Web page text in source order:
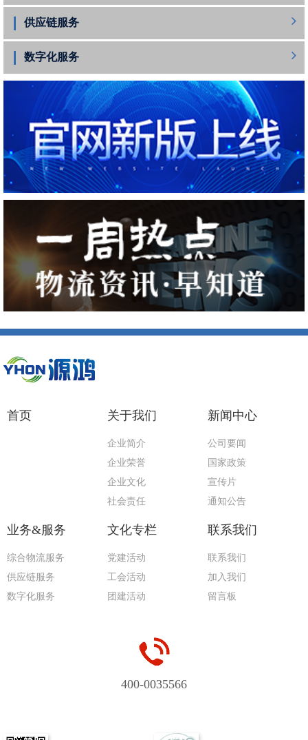
供应链服务
数字化服务
首页 关于我们
企业简介
企业荣誉
企业文化
社会责任
新闻中心
公司要闻
国家政策
宣传片
通知公告
业务&服务
综合物流服务
供应链服务
数字化服务
文化专栏
党建活动
工会活动
团建活动
联系我们
联系我们
加入我们
留言板
400-0035566